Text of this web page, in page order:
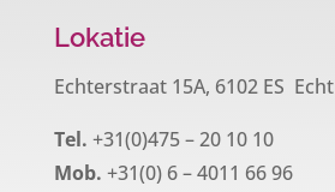
Lokatie
Echterstraat 15A, 6102 ES Echt
Tel. +31(0)475 – 20 10 10
Mob. +31(0) 6 – 4011 66 96